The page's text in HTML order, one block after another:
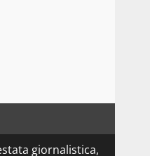
giornalistica,